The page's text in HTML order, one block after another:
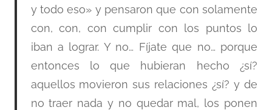
y todo eso» y pensaron que con solamente
con, con, con cumplir con los puntos lo
iban a lograr. Y no… Fíjate que no… porque
entonces lo que hubieran hecho ¿sí?
aquellos movieron sus relaciones ¿sí? y de
no traer nada y no quedar mal, los ponen